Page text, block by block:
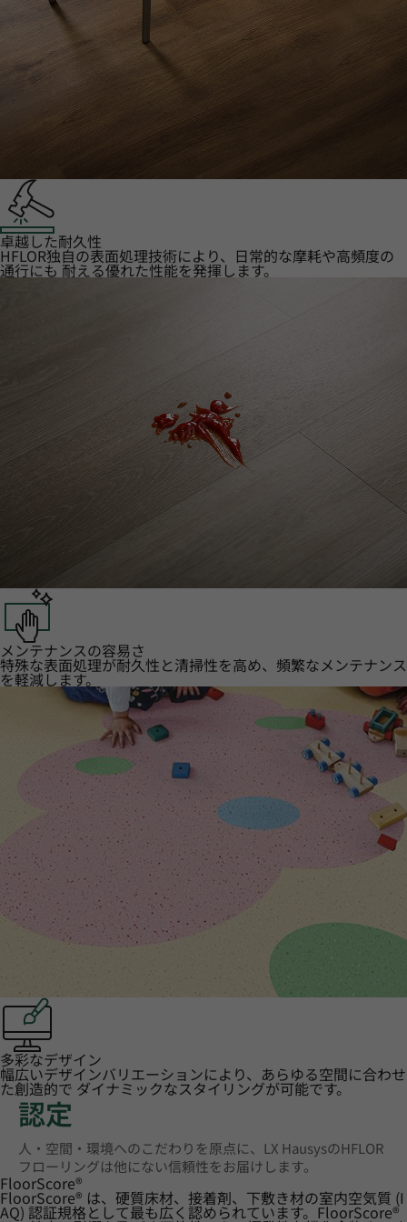
卓越した耐久性
HFLOR独自の表面処理技術により、日常的な摩耗や高頻度の
通行にも 耐える優れた性能を発揮します。
メンテナンスの容易さ
特殊な表面処理が耐久性と清掃性を高め、頻繁なメンテナンス
を軽減します。
多彩なデザイン
幅広いデザインバリエーションにより、あらゆる空間に合わせ
た創造的で ダイナミックなスタイリングが可能です。
認定
人・空間・環境へのこだわりを原点に、LX HausysのHFLOR
フローリングは他にない信頼性をお届けします。
FloorScore®
FloorScore® は、硬質床材、接着剤、下敷き材の室内空気質 (I
AQ) 認証規格として最も広く認められています。FloorScore®